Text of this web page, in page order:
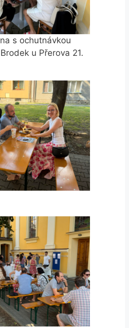
s ochutnávkou
u Přerova 21.